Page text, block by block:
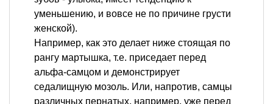
уменьшению, и вовсе не по причине грусти
женской).
Например, как это делает ниже стоящая по
рангу мартышка, т.е. приседает перед
альфа-самцом и демонстрирует
седалищную мозоль. Или, напротив, самцы
различных пернатых, например, уже перед